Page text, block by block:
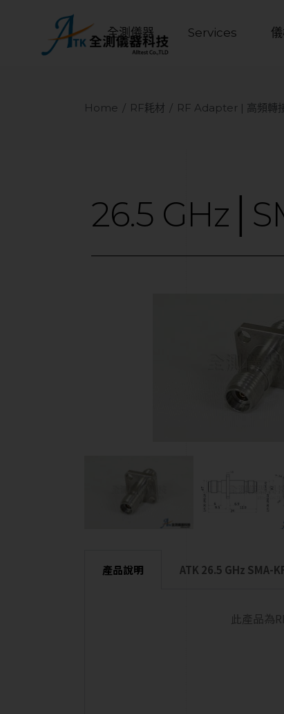
全測儀器 Services
Home RF耗材 RF Adapter | 高頻轉
26.5
產品說明 ATK 26.5 GHz SMA-
此產品為